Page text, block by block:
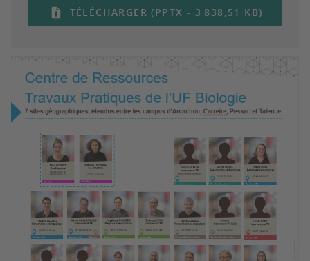
TÉLÉCHARGER (PPTX - 3 838,51 KB)